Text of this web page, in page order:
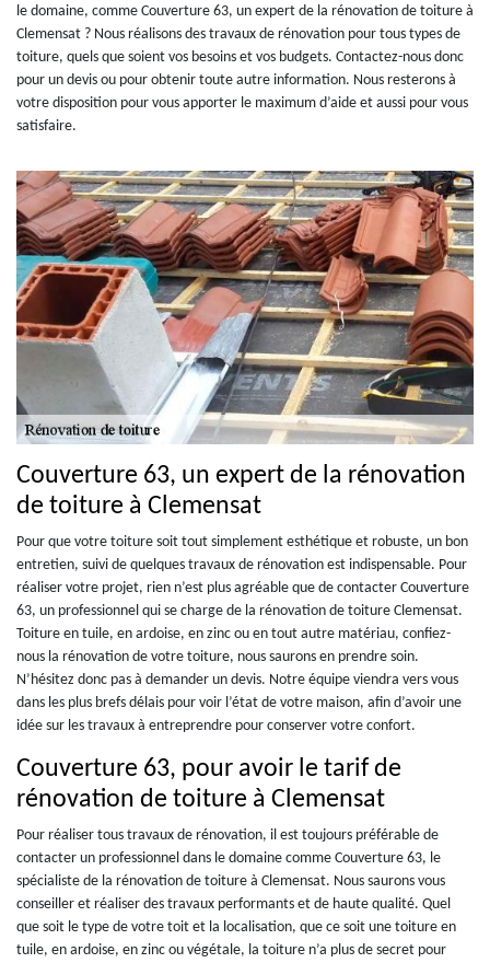
le domaine, comme Couverture 63, un expert de la rénovation de toiture à
Clemensat ? Nous réalisons des travaux de rénovation pour tous types de
toiture, quels que soient vos besoins et vos budgets. Contactez-nous donc
pour un devis ou pour obtenir toute autre information. Nous resterons à
votre disposition pour vous apporter le maximum d’aide et aussi pour vous
satisfaire.
Couverture 63, un expert de la rénovation
de toiture à Clemensat
Pour que votre toiture soit tout simplement esthétique et robuste, un bon
entretien, suivi de quelques travaux de rénovation est indispensable. Pour
réaliser votre projet, rien n’est plus agréable que de contacter Couverture
63, un professionnel qui se charge de la rénovation de toiture Clemensat.
Toiture en tuile, en ardoise, en zinc ou en tout autre matériau, confiez-
nous la rénovation de votre toiture, nous saurons en prendre soin.
N’hésitez donc pas à demander un devis. Notre équipe viendra vers vous
dans les plus brefs délais pour voir l’état de votre maison, afin d’avoir une
idée sur les travaux à entreprendre pour conserver votre confort.
Couverture 63, pour avoir le tarif de
rénovation de toiture à Clemensat
Pour réaliser tous travaux de rénovation, il est toujours préférable de
contacter un professionnel dans le domaine comme Couverture 63, le
spécialiste de la rénovation de toiture à Clemensat. Nous saurons vous
conseiller et réaliser des travaux performants et de haute qualité. Quel
que soit le type de votre toit et la localisation, que ce soit une toiture en
tuile, en ardoise, en zinc ou végétale, la toiture n’a plus de secret pour